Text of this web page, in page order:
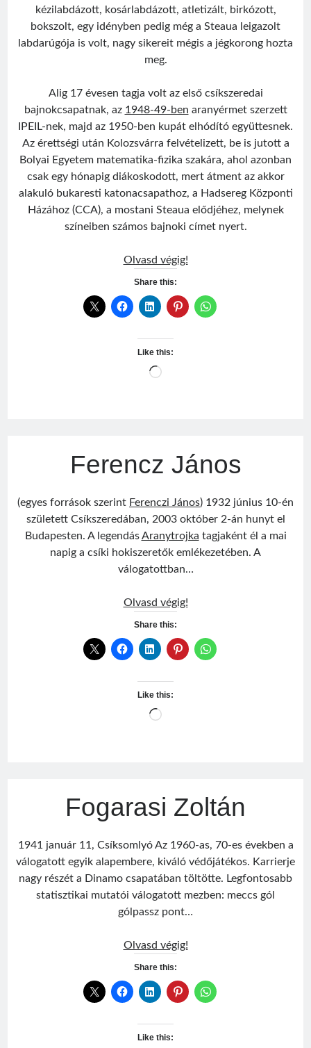
kézilabdázott, kosárlabdázott, atletizált, birkózott,
bokszolt, egy idényben pedig még a Steaua leigazolt
labdarúgója is volt, nagy sikereit mégis a jégkorong hozta
meg.
Alig 17 évesen tagja volt az első csíkszeredai
bajnokcsapatnak, az 1948-49-ben aranyérmet szerzett
IPEIL-nek, majd az 1950-ben kupát elhódító együttesnek.
Az érettségi után Kolozsvárra felvételizett, be is jutott a
Bolyai Egyetem matematika-fizika szakára, ahol azonban
csak egy hónapig diákoskodott, mert átment az akkor
alakuló bukaresti katonacsapathoz, a Hadsereg Központi
Házához (CCA), a mostani Steaua elődjéhez, melynek
színeiben számos bajnoki címet nyert.
Olvasd végig!Czáka
Share this:
Like this:
Loading…
Ferencz János
(egyes források szerint Ferenczi János) 1932 június 10-én
született Csíkszeredában, 2003 október 2-án hunyt el
Budapesten. A legendásAranytrojka tagjaként él a mai
napig a csíki hokiszeretők emlékezetében. A
válogatottban…
Olvasd végig!Ferencz
Share this:
Like this:
Loading…
Fogarasi Zoltán
1941 január 11, Csíksomlyó Az 1960-as, 70-es években a
válogatott egyik alapembere, kiváló védőjátékos. Karrierje
nagy részét a Dinamo csapatában töltötte. Legfontosabb
statisztikai mutatói válogatott mezben: meccs gól
gólpassz pont…
Olvasd végig!Fogarasi
Share this:
Like this: